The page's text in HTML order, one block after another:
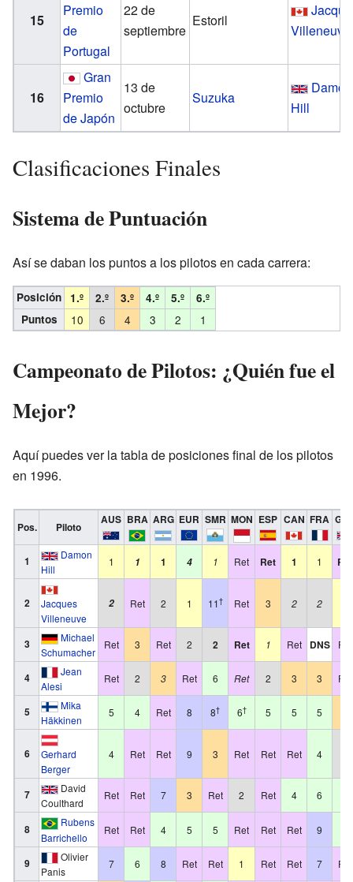
15
Premio
de
Portugal
22 de
septiembre
Estoril
Villeneuve
16
Gran
Premio
de Japón
13 de
octubre
Suzuka
Damon
Hill
Clasificaciones Finales
Sistema de Puntuación
Así se daban los puntos a los pilotos en cada carrera:
Posición 1.º 2.º 3.º 4.º 5.º
6.º
Puntos
10 6 4 3 2 1
Campeonato de Pilotos: ¿Quién fue el
Mejor?
Aquí puedes ver la tabla de posiciones final de los pilotos
en 1996.
Pos. Piloto
AUS BRA ARG EUR SMR MON ESP CAN FRA
1
Damon
Hill
1 1 1 4 1 Ret Ret 1 1 Ret
2
Jacques
Villeneuve
2 Ret 2 1 11† Ret 3 2 2
3
Michael
Schumacher
Ret 3 Ret 2 2 Ret 1 Ret DNS Ret
4
Jean
Alesi
Ret 2 3 Ret 6 Ret 2 3 3 Ret
5
Mika
Häkkinen
5 4 Ret 8 8† 6† 5 5 5
6
Gerhard
Berger
4 Ret Ret 9 3 Ret Ret Ret 4
7
David
Coulthard
Ret Ret 7 3 Ret 2 Ret 4 6
8
Rubens
Barrichello
Ret Ret 4 5 5 Ret Ret Ret 9
9
Olivier
Panis
7 6 8 Ret Ret 1 Ret Ret 7 Ret